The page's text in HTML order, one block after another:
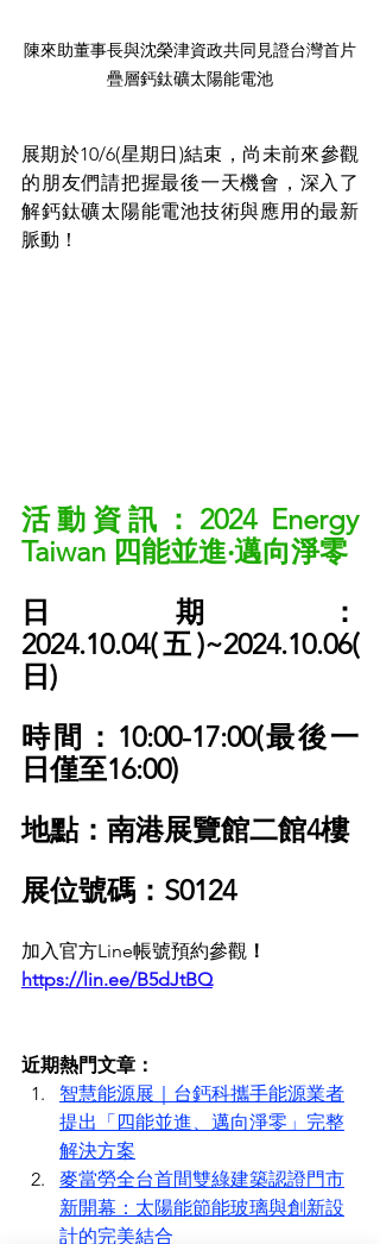
陳來助董事長與沈榮津資政共同見證台灣首片
疊層鈣鈦礦太陽能電池
展期於10/6(星期日)結束，尚未前來參觀
的朋友們請把握最後一天機會，深入了
解鈣鈦礦太陽能電池技術與應用的最新
脈動！
活動資訊：2024 Energy
Taiwan 四能並進‧邁向淨零
日期：
2024.10.04(五)~2024.10.06(
日)
時間：10:00-17:00(最後一
日僅至16:00)
地點：南港展覽館二館4樓
展位號碼：S0124
加入官方Line帳號預約參觀 ！
https://lin.ee/B5dJtBQ
近期熱門文章：
智慧能源展｜台鈣科攜手能源業者
提出「四能並進、邁向淨零」完整
解決方案
麥當勞全台首間雙綠建築認證門市
新開幕：太陽能節能玻璃與創新設
計的完美結合